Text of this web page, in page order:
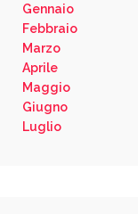
Gennaio
Febbraio
Marzo
Aprile
Maggio
Giugno
Luglio